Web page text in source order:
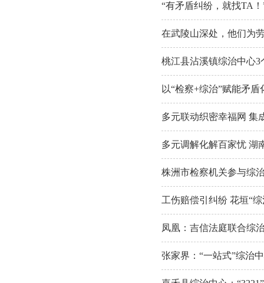
“有矛盾纠纷，就找TA！
在武陵山深处，他们为
桃江县沾溪镇综治中心3
以“检察+综治”赋能矛
多元联动织密幸福网
多元调解化解百家忧 湖
株洲市检察机关参与综
工伤赔偿引纠纷 花垣“
凤凰：吉信法庭联合综
张家界：“一站式”综治